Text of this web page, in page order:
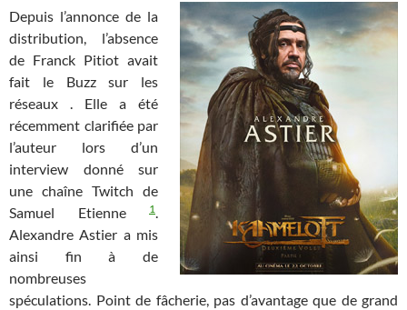
Depuis l’annonce de la
distribution, l’absence
de Franck Pitiot avait
fait le Buzz sur les
réseaux . Elle a été
récemment clarifiée par
l’auteur lors d’un
interview donné sur
une chaîne Twitch de
Samuel Etienne
1.
Alexandre Astier a mis
ainsi fin à de
nombreuses
spéculations. Point de fâcherie, pas d’avantage que de grand